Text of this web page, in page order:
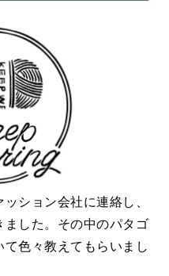
ション会社に連絡し、
した。その中のパタゴ
色々教えてもらいまし